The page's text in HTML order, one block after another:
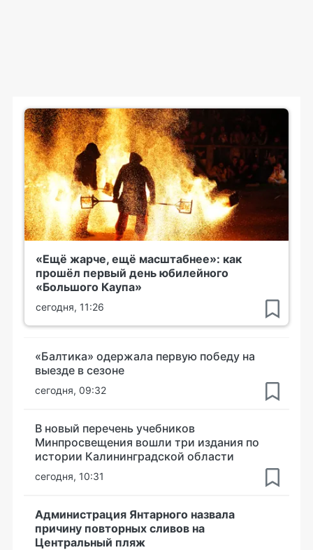
«Ещё жарче, ещё масштабнее»: как
прошёл первый день юбилейного
«Большого Каупа»
сегодня, 11:26
«Балтика» одержала первую победу на
выезде в сезоне
сегодня, 09:32
В новый перечень учебников
Минпросвещения вошли три издания по
истории Калининградской области
сегодня, 10:31
Администрация Янтарного назвала
причину повторных сливов на
Центральный пляж